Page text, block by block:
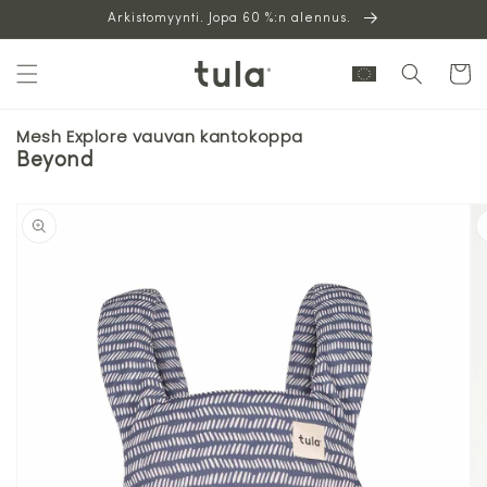
sisältöön
Arkistomyynti. Jopa 60 %:n alennus.
Mesh Explore vauvan kantokoppa
Beyond
tuotetietoihin